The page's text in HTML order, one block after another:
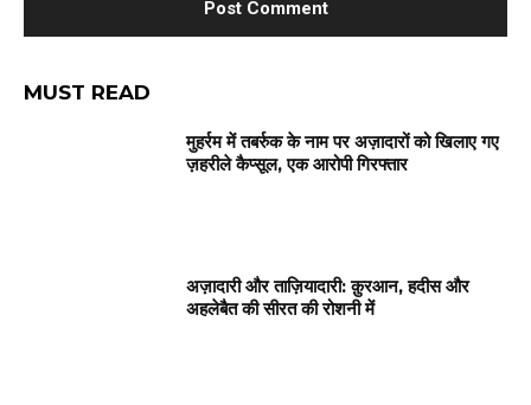
MUST READ
मुहर्रम में तबर्रुक के नाम पर अज़ादारों को खिलाए गए
ज़हरीले कैप्सूल, एक आरोपी गिरफ्तार
अज़ादारी और ताज़ियादारी: क़ुरआन, हदीस और
अहलेबैत की सीरत की रोशनी में